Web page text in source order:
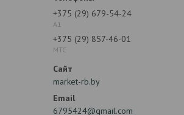
+375 (29) 679-54-24
А1
+375 (29) 857-46-01
МТС
market-rb.by
6795424@gmail.com